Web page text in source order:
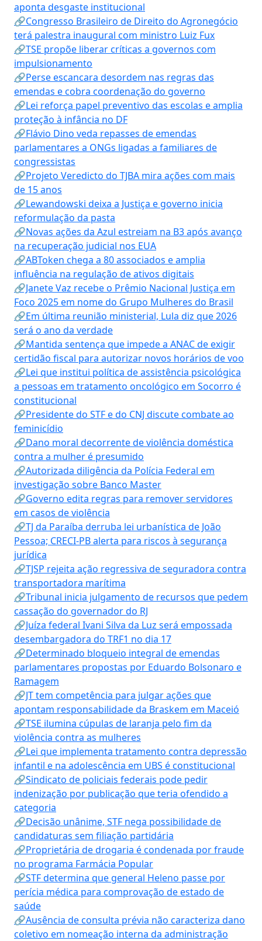
aponta desgaste institucional
🔗Congresso Brasileiro de Direito do Agronegócio
terá palestra inaugural com ministro Luiz Fux
🔗TSE propõe liberar críticas a governos com
impulsionamento
🔗Perse escancara desordem nas regras das
emendas e cobra coordenação do governo
🔗Lei reforça papel preventivo das escolas e amplia
proteção à infância no DF
🔗Flávio Dino veda repasses de emendas
parlamentares a ONGs ligadas a familiares de
congressistas
🔗Projeto Veredicto do TJBA mira ações com mais
de 15 anos
🔗Lewandowski deixa a Justiça e governo inicia
reformulação da pasta
🔗Novas ações da Azul estreiam na B3 após avanço
na recuperação judicial nos EUA
🔗ABToken chega a 80 associados e amplia
influência na regulação de ativos digitais
🔗Janete Vaz recebe o Prêmio Nacional Justiça em
Foco 2025 em nome do Grupo Mulheres do Brasil
🔗Em última reunião ministerial, Lula diz que 2026
será o ano da verdade
🔗Mantida sentença que impede a ANAC de exigir
certidão fiscal para autorizar novos horários de voo
🔗Lei que institui política de assistência psicológica
a pessoas em tratamento oncológico em Socorro é
constitucional
🔗Presidente do STF e do CNJ discute combate ao
feminicídio
🔗Dano moral decorrente de violência doméstica
contra a mulher é presumido
🔗Autorizada diligência da Polícia Federal em
investigação sobre Banco Master
🔗Governo edita regras para remover servidores
em casos de violência
🔗TJ da Paraíba derruba lei urbanística de João
Pessoa; CRECI-PB alerta para riscos à segurança
jurídica
🔗TJSP rejeita ação regressiva de seguradora contra
transportadora marítima
🔗Tribunal inicia julgamento de recursos que pedem
cassação do governador do RJ
🔗Juíza federal Ivani Silva da Luz será empossada
desembargadora do TRF1 no dia 17
🔗Determinado bloqueio integral de emendas
parlamentares propostas por Eduardo Bolsonaro e
Ramagem
🔗JT tem competência para julgar ações que
apontam responsabilidade da Braskem em Maceió
🔗TSE ilumina cúpulas de laranja pelo fim da
violência contra as mulheres
🔗Lei que implementa tratamento contra depressão
infantil e na adolescência em UBS é constitucional
🔗Sindicato de policiais federais pode pedir
indenização por publicação que teria ofendido a
categoria
🔗Decisão unânime, STF nega possibilidade de
candidaturas sem filiação partidária
🔗Proprietária de drogaria é condenada por fraude
no programa Farmácia Popular
🔗STF determina que general Heleno passe por
perícia médica para comprovação de estado de
saúde
🔗Ausência de consulta prévia não caracteriza dano
coletivo em nomeação interna da administração